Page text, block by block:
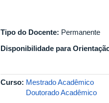
Tipo do Docente: Permanente
Disponibilidade para
Curso: Mestrado Acadêmico
Doutorado Acadêmico